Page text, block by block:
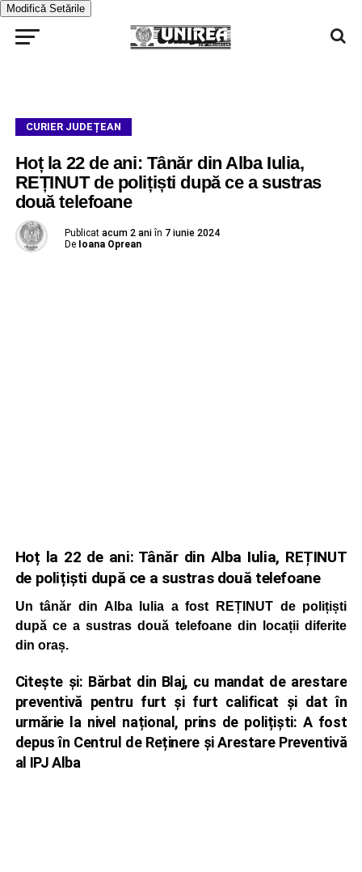
Modifică Setările
CURIER JUDEȚEAN
Hoț la 22 de ani: Tânăr din Alba Iulia,
REȚINUT de polițiști după ce a sustras
două telefoane
Publicat acum 2 ani în 7 iunie 2024
De Ioana Oprean
Hoț la 22 de ani: Tânăr din Alba Iulia, REȚINUT
de polițiști după ce a sustras două telefoane
Un tânăr din Alba Iulia a fost REȚINUT de polițiști
după ce a sustras două telefoane din locații diferite
din oraș.
Citește și: Bărbat din Blaj, cu mandat de arestare
preventivă pentru furt și furt calificat și dat în
urmărie la nivel național, prins de polițiști: A fost
depus în Centrul de Reținere și Arestare Preventivă
al IPJ Alba